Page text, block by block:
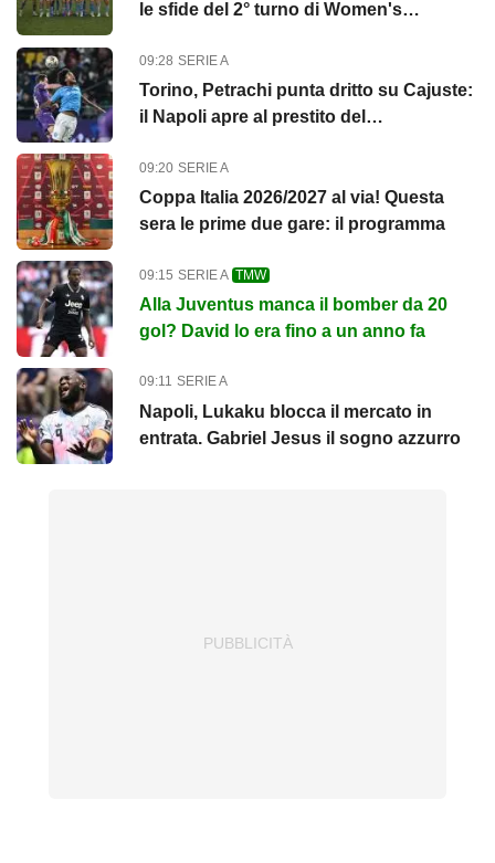
le sfide del 2° turno di Women's
09:28 SERIE A
Torino, Petrachi punta dritto su Cajuste:
il Napoli apre al prestito del
09:20 SERIE A
Coppa Italia 2026/2027 al via! Questa
sera le prime due gare: il programma
09:15 SERIE A TMW
Alla Juventus manca il bomber da 20
gol? David lo era fino a un anno fa
09:11 SERIE A
Napoli, Lukaku blocca il mercato in
entrata. Gabriel Jesus il sogno azzurro